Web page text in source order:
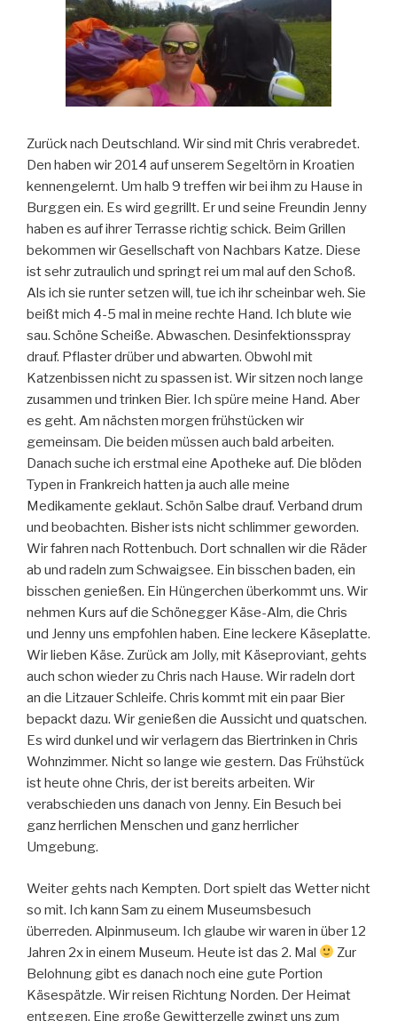
Zurück nach Deutschland. Wir sind mit Chris verabredet.
Den haben wir 2014 auf unserem Segeltörn in Kroatien
kennengelernt. Um halb 9 treffen wir bei ihm zu Hause in
Burggen ein. Es wird gegrillt. Er und seine Freundin Jenny
haben es auf ihrer Terrasse richtig schick. Beim Grillen
bekommen wir Gesellschaft von Nachbars Katze. Diese
ist sehr zutraulich und springt rei um mal auf den Schoß.
Als ich sie runter setzen will, tue ich ihr scheinbar weh. Sie
beißt mich 4-5 mal in meine rechte Hand. Ich blute wie
sau. Schöne Scheiße. Abwaschen. Desinfektionsspray
drauf. Pflaster drüber und abwarten. Obwohl mit
Katzenbissen nicht zu spassen ist. Wir sitzen noch lange
zusammen und trinken Bier. Ich spüre meine Hand. Aber
es geht. Am nächsten morgen frühstücken wir
gemeinsam. Die beiden müssen auch bald arbeiten.
Danach suche ich erstmal eine Apotheke auf. Die blöden
Typen in Frankreich hatten ja auch alle meine
Medikamente geklaut. Schön Salbe drauf. Verband drum
und beobachten. Bisher ists nicht schlimmer geworden.
Wir fahren nach Rottenbuch. Dort schnallen wir die Räder
ab und radeln zum Schwaigsee. Ein bisschen baden, ein
bisschen genießen. Ein Hüngerchen überkommt uns. Wir
nehmen Kurs auf die Schönegger Käse-Alm, die Chris
und Jenny uns empfohlen haben. Eine leckere Käseplatte.
Wir lieben Käse. Zurück am Jolly, mit Käseproviant, gehts
auch schon wieder zu Chris nach Hause. Wir radeln dort
an die Litzauer Schleife. Chris kommt mit ein paar Bier
bepackt dazu. Wir genießen die Aussicht und quatschen.
Es wird dunkel und wir verlagern das Biertrinken in Chris
Wohnzimmer. Nicht so lange wie gestern. Das Frühstück
ist heute ohne Chris, der ist bereits arbeiten. Wir
verabschieden uns danach von Jenny. Ein Besuch bei
ganz herrlichen Menschen und ganz herrlicher
Umgebung.
Weiter gehts nach Kempten. Dort spielt das Wetter nicht
so mit. Ich kann Sam zu einem Museumsbesuch
überreden. Alpinmuseum. Ich glaube wir waren in über 12
Jahren 2x in einem Museum. Heute ist das 2. Mal
Zur
Belohnung gibt es danach noch eine gute Portion
Käsespätzle. Wir reisen Richtung Norden. Der Heimat
entgegen. Eine große Gewitterzelle zwingt uns zum